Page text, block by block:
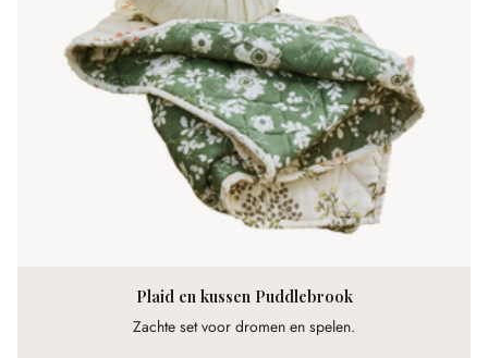
Plaid en kussen Puddlebrook
Zachte set voor dromen en spelen.